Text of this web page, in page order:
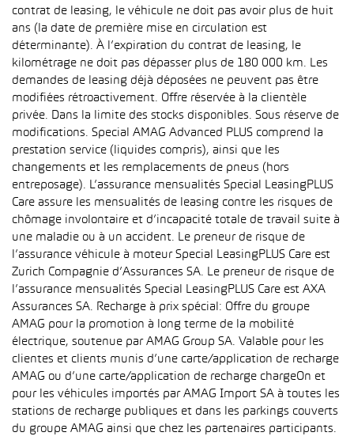
contrat de leasing, le véhicule ne doit pas avoir plus de huit
ans (la date de première mise en circulation est
déterminante). À l’expiration du contrat de leasing, le
kilométrage ne doit pas dépasser plus de 180 000 km. Les
demandes de leasing déjà déposées ne peuvent pas être
modifiées rétroactivement. Offre réservée à la clientèle
privée. Dans la limite des stocks disponibles. Sous réserve de
modifications. Special AMAG Advanced PLUS comprend la
prestation service (liquides compris), ainsi que les
changements et les remplacements de pneus (hors
entreposage). L’assurance mensualités Special LeasingPLUS
Care assure les mensualités de leasing contre les risques de
chômage involontaire et d’incapacité totale de travail suite à
une maladie ou à un accident. Le preneur de risque de
l’assurance véhicule à moteur Special LeasingPLUS Care est
Zurich Compagnie d’Assurances SA. Le preneur de risque de
l’assurance mensualités Special LeasingPLUS Care est AXA
Assurances SA. Recharge à prix spécial: Offre du groupe
AMAG pour la promotion à long terme de la mobilité
électrique, soutenue par AMAG Group SA. Valable pour les
clientes et clients munis d’une carte/application de recharge
AMAG ou d’une carte/application de recharge chargeOn et
pour les véhicules importés par AMAG Import SA à toutes les
stations de recharge publiques et dans les parkings couverts
du groupe AMAG ainsi que chez les partenaires participants.